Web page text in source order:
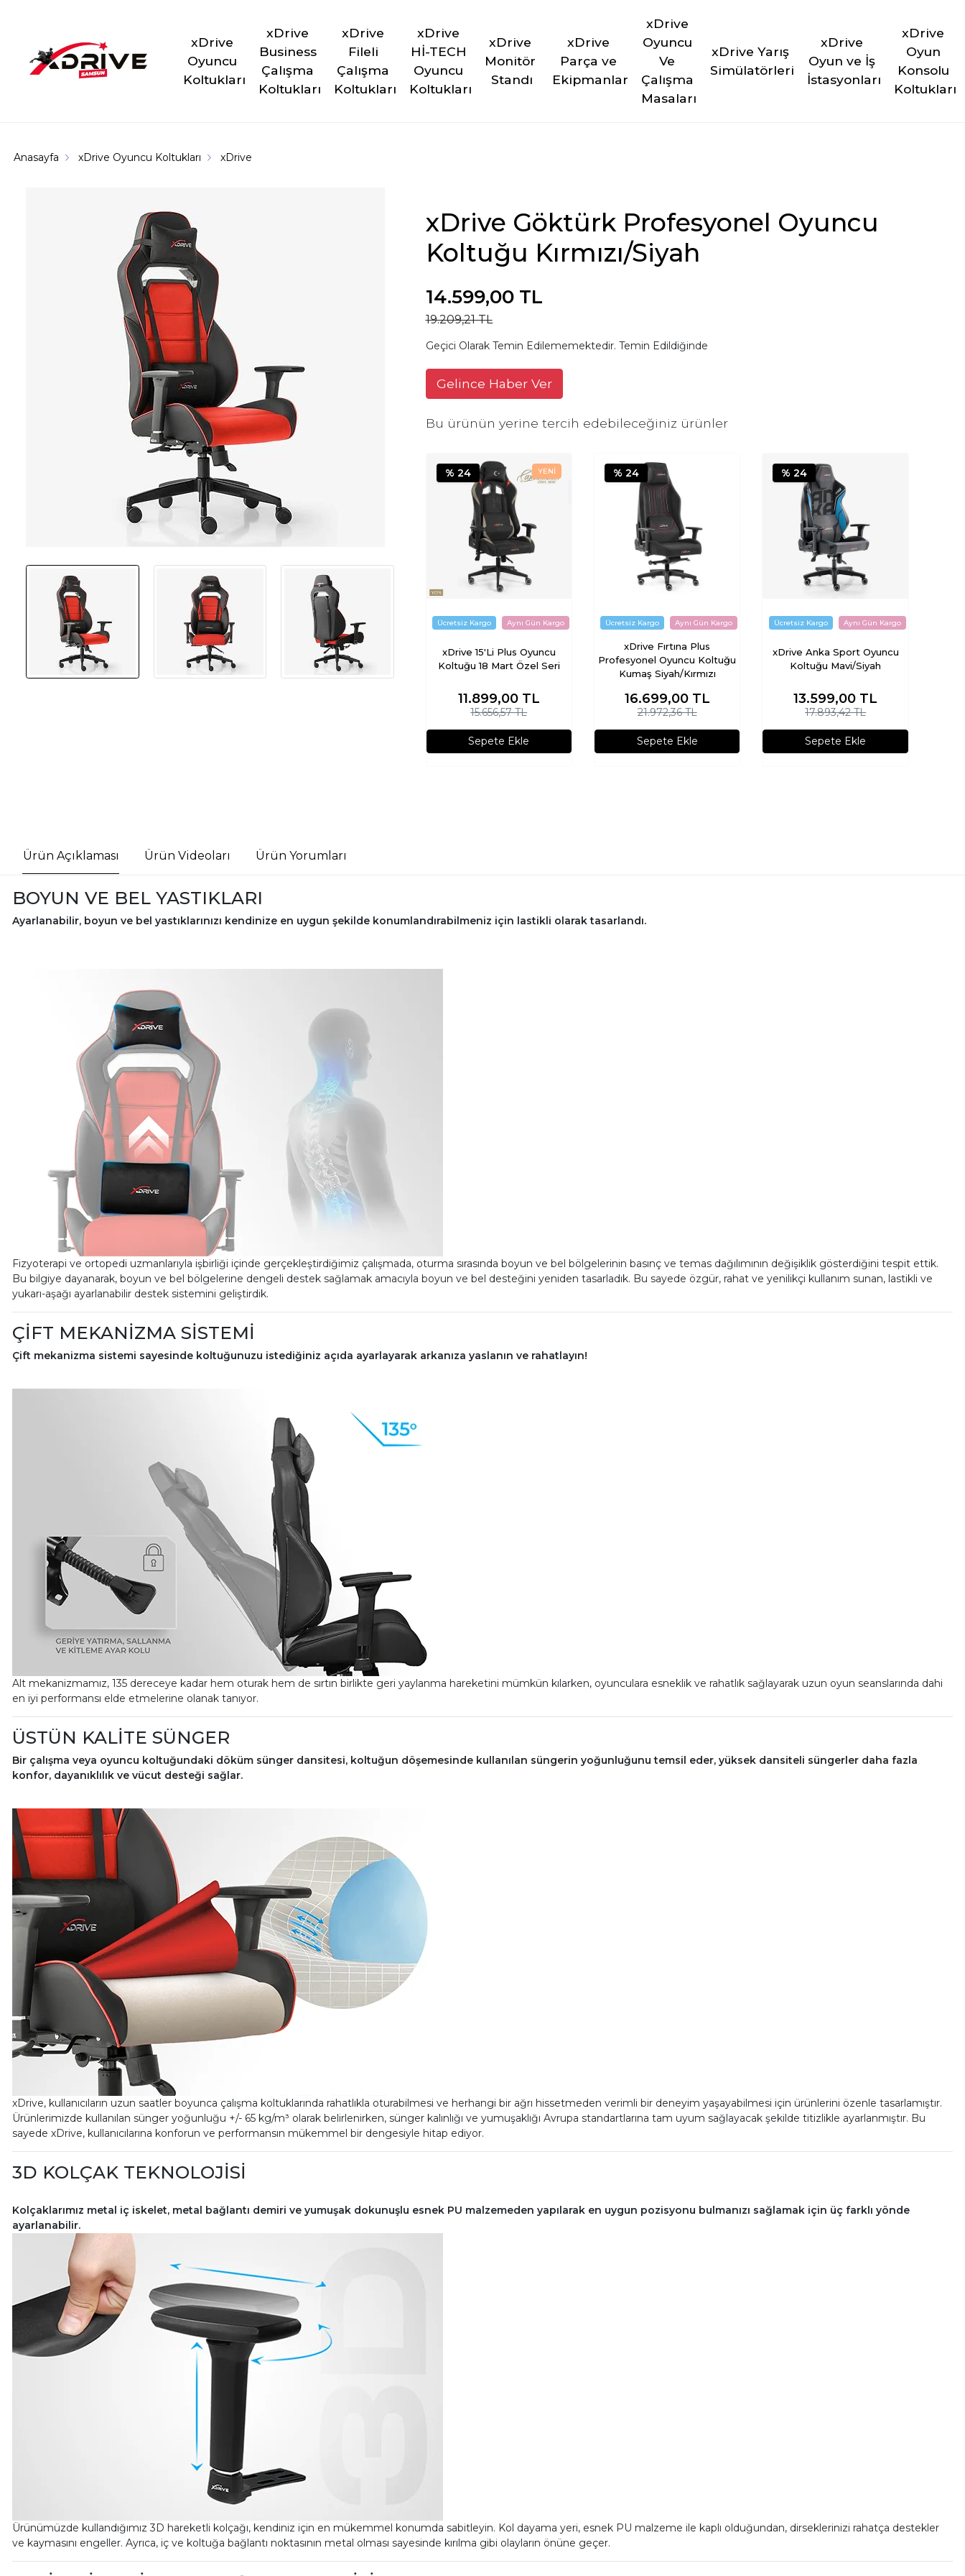
xDrive
Oyuncu
Koltukları
xDrive
Business
Çalışma
Koltukları
xDrive
Fileli
Çalışma
Koltukları
xDrive
Hİ-TECH
Oyuncu
Koltukları
xDrive
Monitör
Standı
xDrive
Parça ve
Ekipmanlar
xDrive
Oyuncu
Ve
Çalışma
Masaları
xDrive Yarış
Simülatörleri
xDrive
Oyun ve İş
İstasyonları
xDrive
Oyun
Konsolu
Koltukları
Anasayfa xDrive Oyuncu Koltukları xDrive
xDrive Göktürk Profesyonel Oyuncu
Koltuğu Kırmızı/Siyah
19.209,21 TL
14.599,00 TL
Geçici Olarak Temin Edilememektedir. Temin Edildiğinde
Gelince Haber Ver
Bu ürünün yerine tercih edebileceğiniz ürünler
% 24
xDrive 15'Li Plus Oyuncu
Koltuğu 18 Mart Özel Seri
11.899,00 TL
15.656,57 TL
Sepete Ekle
% 24
xDrive Fırtına Plus
Profesyonel Oyuncu Koltuğu
Kumaş Siyah/Kırmızı
16.699,00 TL
21.972,36 TL
Sepete Ekle
% 24
xDrive Anka Sport Oyuncu
Koltuğu Mavi/Siyah
13.599,00 TL
17.893,42 TL
Sepete Ekle
Ürün Açıklaması Ürün Videoları Ürün Yorumları
BOYUN VE BEL YASTIKLARI
Ayarlanabilir, boyun ve bel yastıklarınızı kendinize en uygun şekilde konumlandırabilmeniz için lastikli olarak tasarlandı.
Fizyoterapi ve ortopedi uzmanlarıyla işbirliği içinde gerçekleştirdiğimiz çalışmada, oturma sırasında boyun ve bel bölgelerinin basınç ve temas dağılımının değişiklik gösterdiğini tespit ettik.
Bu bilgiye dayanarak, boyun ve bel bölgelerine dengeli destek sağlamak amacıyla boyun ve bel desteğini yeniden tasarladık. Bu sayede özgür, rahat ve yenilikçi kullanım sunan, lastikli ve
yukarı-aşağı ayarlanabilir destek sistemini geliştirdik.
ÇİFT MEKANİZMA SİSTEMİ
Çift mekanizma sistemi sayesinde koltuğunuzu istediğiniz açıda ayarlayarak arkanıza yaslanın ve rahatlayın!
Alt mekanizmamız, 135 dereceye kadar hem oturak hem de sırtın birlikte geri yaylanma hareketini mümkün kılarken, oyunculara esneklik ve rahatlık sağlayarak uzun oyun seanslarında dahi
en iyi performansı elde etmelerine olanak tanıyor.
ÜSTÜN KALİTE SÜNGER
Bir çalışma veya oyuncu koltuğundaki döküm sünger dansitesi, koltuğun döşemesinde kullanılan süngerin yoğunluğunu temsil eder, yüksek dansiteli süngerler daha fazla
konfor, dayanıklılık ve vücut desteği sağlar.
xDrive, kullanıcıların uzun saatler boyunca çalışma koltuklarında rahatlıkla oturabilmesi ve herhangi bir ağrı hissetmeden verimli bir deneyim yaşayabilmesi için ürünlerini özenle tasarlamıştır.
Ürünlerimizde kullanılan sünger yoğunluğu +/- 65 kg/m³ olarak belirlenirken, sünger kalınlığı ve yumuşaklığı Avrupa standartlarına tam uyum sağlayacak şekilde titizlikle ayarlanmıştır. Bu
sayede xDrive, kullanıcılarına konforun ve performansın mükemmel bir dengesiyle hitap ediyor.
3D KOLÇAK TEKNOLOJİSİ
Kolçaklarımız metal iç iskelet, metal bağlantı demiri ve yumuşak dokunuşlu esnek PU malzemeden yapılarak en uygun pozisyonu bulmanızı sağlamak için üç farklı yönde
ayarlanabilir.
Ürünümüzde kullandığımız 3D hareketli kolçağı, kendiniz için en mükemmel konumda sabitleyin. Kol dayama yeri, esnek PU malzeme ile kaplı olduğundan, dirseklerinizi rahatça destekler
ve kaymasını engeller. Ayrıca, iç ve koltuğa bağlantı noktasının metal olması sayesinde kırılma gibi olayların önüne geçer.